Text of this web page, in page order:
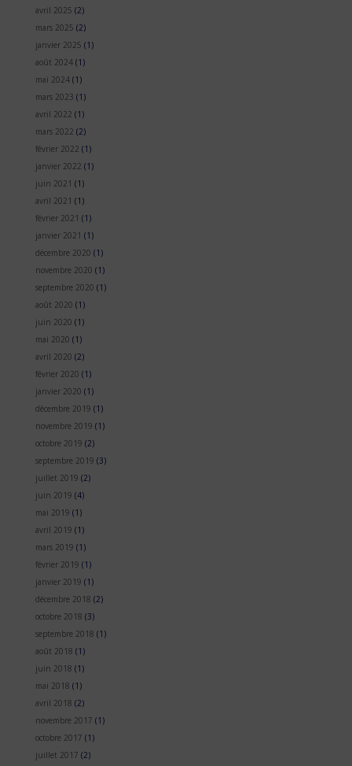
avril 2025 (2)
mars 2025 (2)
janvier 2025 (1)
août 2024(1)
mai 2024(1)
mars 2023 (1)
avril 2022 (1)
mars 2022 (2)
février 2022 (1)
janvier 2022 (1)
juin 2021 (1)
avril 2021 (1)
février 2021 (1)
janvier 2021 (1)
décembre 2020 (1)
novembre 2020 (1)
septembre 2020 (1)
août 2020 (1)
juin 2020 (1)
mai 2020 (1)
avril 2020 (2)
février 2020 (1)
janvier 2020 (1)
décembre 2019 (1)
novembre 2019 (1)
octobre 2019 (2)
septembre 2019 (3)
juillet 2019 (2)
juin 2019 (4)
mai 2019 (1)
avril 2019 (1)
mars 2019 (1)
février 2019 (1)
janvier 2019 (1)
décembre 2018 (2)
octobre 2018 (3)
septembre 2018 (1)
août 2018 (1)
juin 2018 (1)
mai 2018 (1)
avril 2018 (2)
novembre 2017 (1)
octobre 2017 (1)
juillet 2017 (2)